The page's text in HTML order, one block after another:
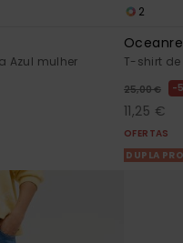
Azul mulher
2
T-shirt
25,00 €
11,25 €
OFERTAS
DUPLA